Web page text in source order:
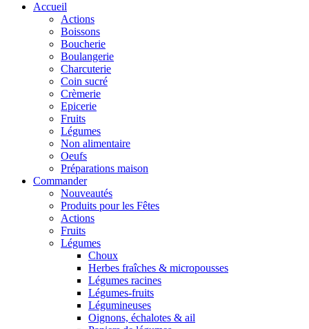
Accueil
Actions
Boissons
Boucherie
Boulangerie
Charcuterie
Coin sucré
Crèmerie
Epicerie
Fruits
Légumes
Non alimentaire
Oeufs
Préparations maison
Commander
Nouveautés
Produits pour les Fêtes
Actions
Fruits
Légumes
Choux
Herbes fraîches & micropousses
Légumes racines
Légumes-fruits
Légumineuses
Oignons, échalotes & ail